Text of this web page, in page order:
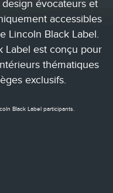
évocateurs et
accessibles
Lincoln Black Label.
Label est conçu pour
thématiques
exclusifs.
Black Label participants.